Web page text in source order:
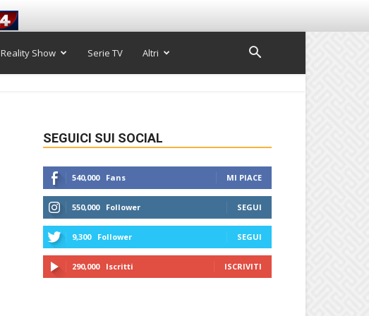
Reality Show Serie TV Altri
SEGUICI SUI SOCIAL
540,000 Fans MI PIACE
550,000 Follower SEGUI
9,300 Follower SEGUI
290,000 Iscritti ISCRIVITI